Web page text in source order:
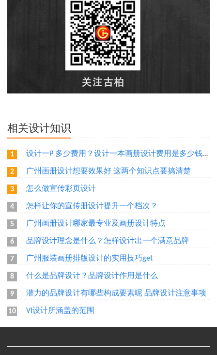
相关设计知识
1 设计一P 多少费用？设计一本画册设计费用是多少钱？广州做一本画册需要多少钱？
2 广州画册设计想要效果好 这两个知识点要搞清楚
3 怎么做宣传彩页设计
4 怎样让你的宣传册设计提升一个档次？
5 广州画册设计哪家最专业及画册设计特点
6 品牌设计理念是什么？怎样设计出一个满意品牌
7 广州服装画册排版设计的实用技巧get
8 什么是品牌设计？品牌设计作用是什么
9 潜力的品牌设计有哪些构成要素呢 品牌设计注意事项
10 VI设计所涵盖的范围